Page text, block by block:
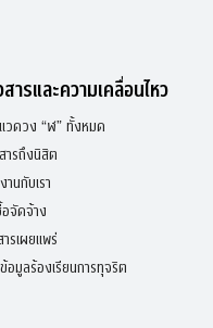
สารและความเคลื่อนไหว
วดวง “ฬ” ทั้งหมด
ารถึงนิสิต
านกับเรา
จัดจ้าง
ารเผยแพร่
อมูลร้องเรียนการทุจริต